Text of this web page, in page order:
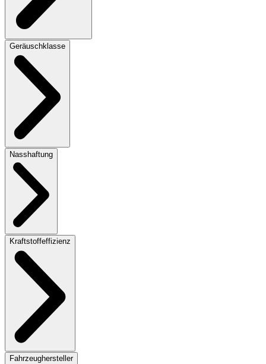
Geräuschklasse
Nasshaftung
Kraftstoffeffizienz
Fahrzeughersteller